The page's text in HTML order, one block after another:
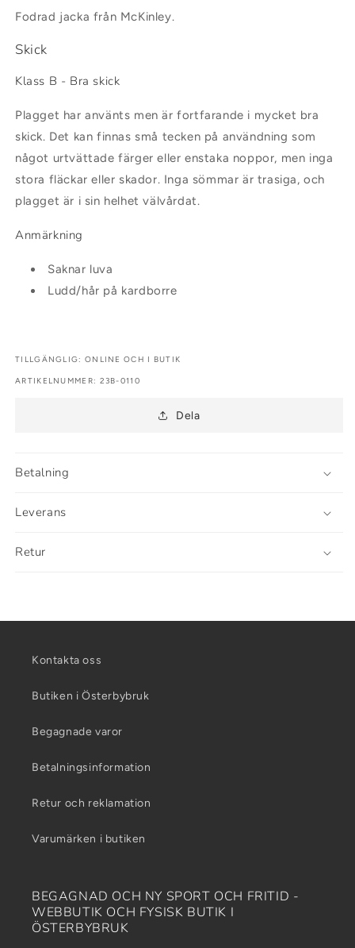
Fodrad jacka från McKinley.
Skick
Klass B - Bra skick
Plagget har använts men är fortfarande i mycket bra
skick. Det kan finnas små tecken på användning som
något urtvättade färger eller enstaka noppor, men inga
stora fläckar eller skador. Inga sömmar är trasiga, och
plagget är i sin helhet välvårdat.
Anmärkning
Saknar luva
Ludd/hår på kardborre
TILLGÄNGLIG: ONLINE OCH I BUTIK
ARTIKELNUMMER:
ARTIKELNUMMER: 23B-0110
Dela
Betalning
Leverans
Retur
Kontakta oss
Butiken i Österbybruk
Begagnade varor
Betalningsinformation
Retur och reklamation
Varumärken i butiken
BEGAGNAD OCH NY SPORT OCH FRITID -
WEBBUTIK OCH FYSISK BUTIK I
ÖSTERBYBRUK